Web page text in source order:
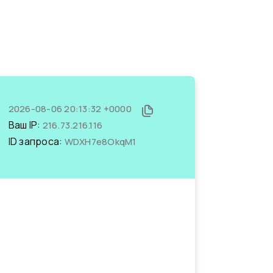
2026-08-06 20:13:32 +0000
Ваш IP: 216.73.216.116
ID запроса: WDXH7e8OkqM1